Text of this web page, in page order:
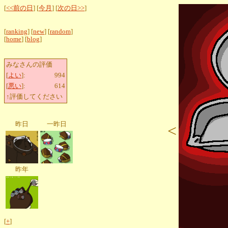
[<<前の日 ] [今月 ] [次の日>>]
[ranking] [new] [random]
[home] [blog]
みなさんの評価
[よい]:
994
[悪い]:
614
↑評価してください
昨日 一昨日
昨年
[+]
<